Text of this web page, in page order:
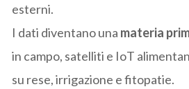
esterni.
I dati diventano una materia
in campo, satelliti e IoT
su rese, irrigazione e fitopatie.